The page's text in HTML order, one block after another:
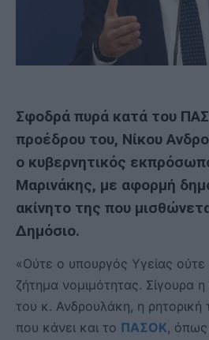
Σφοδρά πυρά κατά του
προέδρου του, Νίκου
ο κυβερνητικός
Μαρινάκης, με αφορμή
ακίνητο της που
Δημόσιο.
«Ούτε ο υπουργός Υγείας ούτε
ζήτημα νομιμότητας. Σίγουρα
του κ. Ανδρουλάκη, η ρητορική
που κάνει και το ΠΑΣΟΚ, όπως